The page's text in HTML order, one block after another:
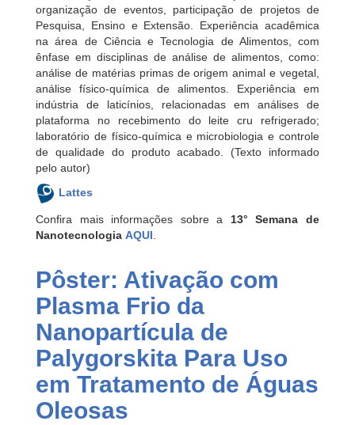
organização de eventos, participação de projetos de
Pesquisa, Ensino e Extensão. Experiência acadêmica
na área de Ciência e Tecnologia de Alimentos, com
ênfase em disciplinas de análise de alimentos, como:
análise de matérias primas de origem animal e vegetal,
análise físico-química de alimentos. Experiência em
indústria de laticínios, relacionadas em análises de
plataforma no recebimento do leite cru refrigerado;
laboratório de físico-química e microbiologia e controle
de qualidade do produto acabado. (Texto informado
pelo autor)
Lattes
Confira mais informações sobre a 13° Semana de
Nanotecnologia AQUI
Pôster: Ativação com
Plasma Frio da
Nanopartícula de
Palygorskita Para Uso
em Tratamento de Águas
Oleosas